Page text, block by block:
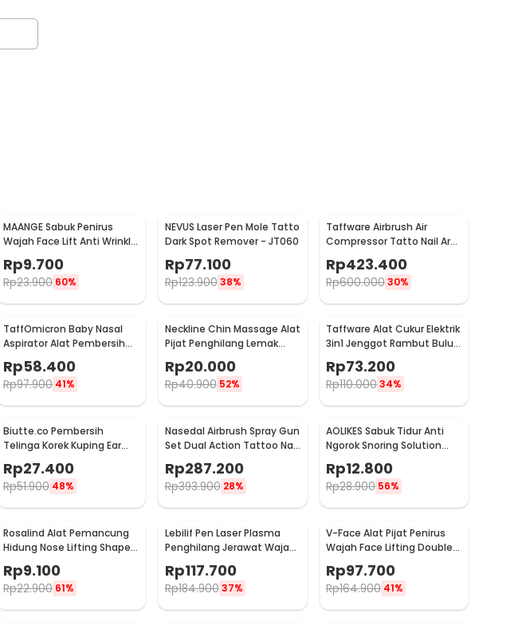
MAANGE Sabuk Penirus
Wajah Face Lift Anti Wrinkle
Rp9.700
Rp23.900 60%
NEVUS Laser Pen Mole Tatto
Dark Spot Remover - JT060
Rp77.100
Rp123.900 38%
Taffware Airbrush Air
Compressor Tatto Nail Art
35 PSI Dual Action - T-100
Rp423.400
Rp600.00030%
TaffOmicron Baby Nasal
Aspirator Alat Pembersih
Hidung Bayi - HD-8031
Rp58.400
Rp97.900 41%
Neckline Chin Massage Alat
Pijat Penghilang Lemak
Rp20.000
Rp40.900 52%
Taffware Alat Cukur Elektrik
3in1 Jenggot Rambut Bulu
Hidung - AG-818
Rp73.200
Rp110.00034%
Biutte.co Pembersih
Telinga Korek Kuping Ear
Rp27.400
Rp51.900 48%
Nasedal Airbrush Spray Gun
Set Dual Action Tattoo Nail
Art Painting - NT-180K-3
Rp287.200
Rp393.900 28%
AOLIKES Sabuk Tidur Anti
Ngorok Snoring Solution
Chin Rest Band Strap -
2107
Rp12.800
Rp28.900 56%
Rosalind Alat Pemancung
Hidung Nose Lifting Shaper
Rp9.100
Rp22.900 61%
Lebilif Pen Laser Plasma
Penghilang Jerawat Wajah
Rp117.700
Rp184.900 37%
V-Face Alat Pijat Penirus
Wajah Face Lifting Double
Rp97.700
Rp164.900 41%